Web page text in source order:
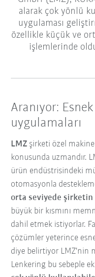
alarak çok yönlü
uygulaması
özellikle küçük ve
işlemlerinde
Aranıyor:
uygulamaları
LMZ şirketi özel
konusunda uzmandır.
ürün endüstrisindeki
otomasyonla
orta seviyede şirketin
büyük bir kısmını
dahil etmek istiyorlar.
çözümler yeterince
diye belirtiyor LMZ'nin
Lenkering bu sebeple